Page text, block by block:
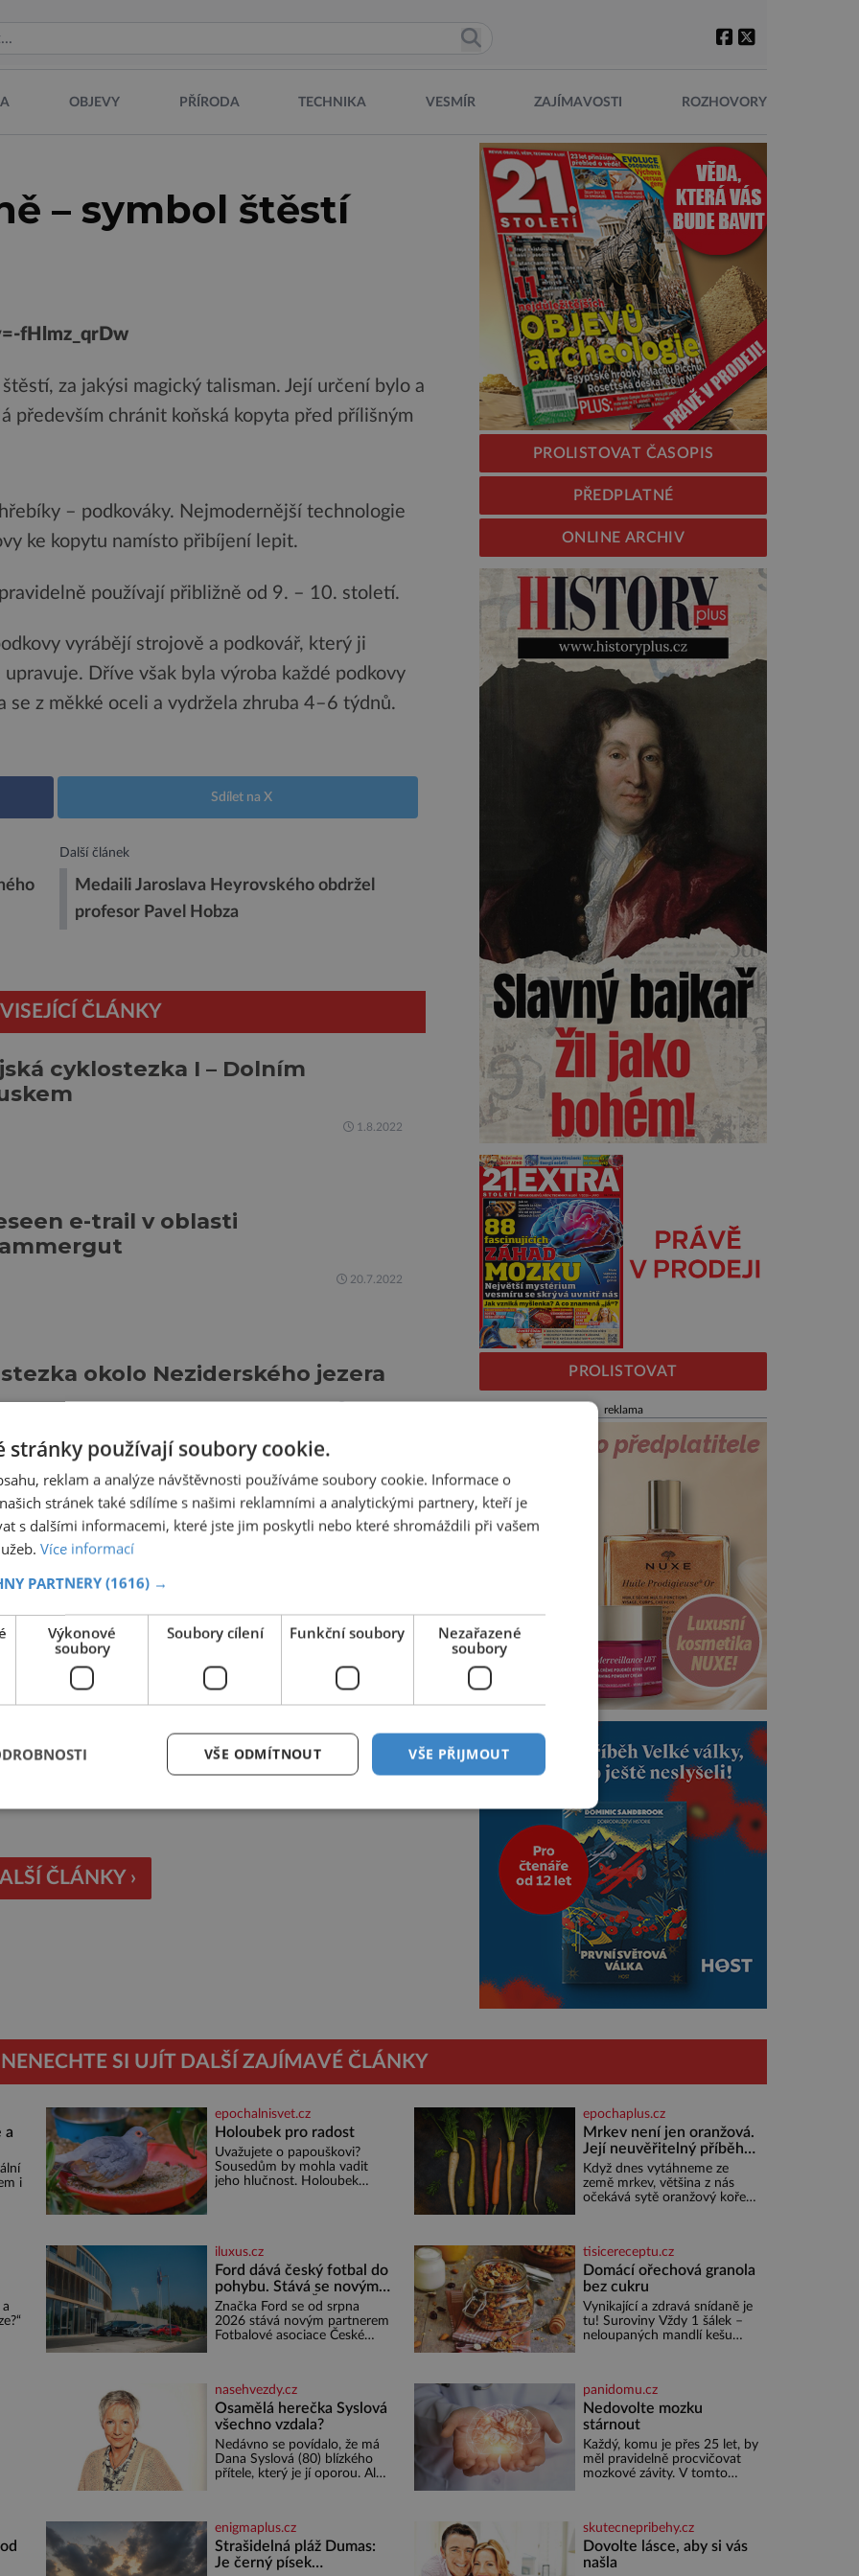
OBJEVY PŘÍRODA TECHNIKA VESMÍR ZAJÍMAVOSTI ROZHOVORY
– symbol štěstí
fHlmz_qrDw
za jakýsi magický talisman. Její určení bylo a
především chránit koňská kopyta před přílišným
– podkováky. Nejmodernější technologie
ke kopytu namísto přibíjení lepit.
používají přibližně od 9. – 10. století.
vyrábějí strojově a podkovář, který ji
Dříve však byla výroba každé podkovy
z měkké oceli a vydržela zhruba 4–6 týdnů.
Sdílet na X
Další článek
Medaili Jaroslava Heyrovského obdržel
profesor Pavel Hobza
ČLÁNKY
cyklostezka I – Dolním
1.8.2022
e-trail v oblasti
20.7.2022
okolo Neziderského jezera
II
štýrskou vinařskou oblastí
ČLÁNKY ›
PROLISTOVAT ČASOPIS
PŘEDPLATNÉ
ONLINE ARCHIV
PROLISTOVAT
reklama
NENECHTE SI UJÍT DALŠÍ ZAJÍMAVÉ ČLÁNKY
a
i
epochalnisvet.cz
Holoubek pro radost
Uvažujete o papouškovi?
Sousedům by mohla vadit
jeho hlučnost. Holoubek
se o nenáročného klidného
ptáčka, který většinu dne jen
posedává. Hodně času tráví
na zemi, kde sbírá zbytky
semínek Jeho domovinou je
prakticky celá Austrálie s
výjimkou pobřežní oblasti.
epochaplus.cz
Mrkev není jen oranžová.
Její neuvěřitelný příběh
začíná fialovou barvou
Když dnes vytáhneme ze
země mrkev, většina z nás
očekává sytě oranžový kořen.
bílá, někdy dokonce téměř
černá. Až díky stovkám let
pečlivého šlechtění se z ní
stává zelenina, bez které si
českou zahradu ani
nedokážeme představit. Její
příběh je
iluxus.cz
Ford dává český fotbal do
pohybu. Stává se novým
partnerem FAČR
Značka Ford se od srpna
2026 stává novým partnerem
Fotbalové asociace České
týmů i českého fotbalu v
regionech. Partner
tisicereceptu.cz
Domácí ořechová granola
bez cukru
Vynikající a zdravá snídaně je
tu! Suroviny Vždy 1 šálek –
neloupaných mandlí kešu
ovesných vloček 1 lžíce mlet
nasehvezdy.cz
Osamělá herečka Syslová
všechno vzdala?
Nedávno se povídalo, že má
Dana Syslová (80) blízkého
přítele, který je jí oporou. Ale
odchodu. Dohnala ji snad
samota? Půs
panidomu.cz
Nedovolte mozku
stárnout
Každý, komu je přes 25 let, by
měl pravidelně procvičovat
mozkové závity. V tomto
na jméno kolegy z práce.
Nebo marně v paměti lovíte
název knížky, kterou jste
enigmaplus.cz
Strašidelná pláž Dumas:
Je černý písek
skutecnepribehy.cz
Dovolte lásce, aby si vás
našla
stránky používají soubory cookie.
reklam a analýze návštěvnosti používáme soubory cookie. Informace o
stránek také sdílíme s našimi reklamními a analytickými partnery, kteří je
s dalšími informacemi, které jste jim poskytli nebo které shromáždili při vašem
Více informací
PARTNERY (1616) →
Výkonové
soubory
Soubory cílení Funkční soubory
Nezařazené
soubory
VŠE PŘIJMOUT
VŠE ODMÍTNOUT